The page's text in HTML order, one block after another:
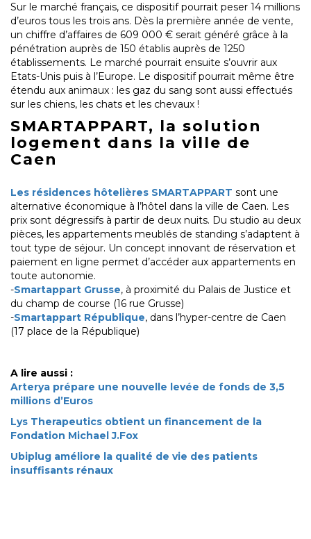
Sur le marché français, ce dispositif pourrait peser 14 millions
d’euros tous les trois ans. Dès la première année de vente,
un chiffre d’affaires de 609 000 € serait généré grâce à la
pénétration auprès de 150 établis auprès de 1250
établissements. Le marché pourrait ensuite s’ouvrir aux
Etats-Unis puis à l’Europe. Le dispositif pourrait même être
étendu aux animaux : les gaz du sang sont aussi effectués
sur les chiens, les chats et les chevaux !
SMARTAPPART, la solution
logement dans la ville de
Caen
Les résidences hôtelières SMARTAPPART sont une
alternative économique à l’hôtel dans la ville de Caen. Les
prix sont dégressifs à partir de deux nuits. Du studio au deux
pièces, les appartements meublés de standing s’adaptent à
tout type de séjour. Un concept innovant de réservation et
paiement en ligne permet d’accéder aux appartements en
toute autonomie.
-Smartappart Grusse, à proximité du Palais de Justice et
du champ de course (16 rue Grusse)
-Smartappart République, dans l’hyper-centre de Caen
(17 place de la République)
A lire aussi :
Arterya prépare une nouvelle levée de fonds de 3,5
millions d’Euros
Lys Therapeutics obtient un financement de la
Fondation Michael J.Fox
Ubiplug améliore la qualité de vie des patients
insuffisants rénaux